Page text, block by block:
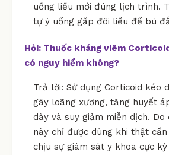
uống liều mới đúng lịch trình.
tự ý uống gấp đôi liều để bù
Hỏi: Thuốc kháng viêm
có nguy hiểm không?
Trả lời: Sử dụng Corticoid kéo
gây loãng xương, tăng huyết
dày và suy giảm miễn dịch.
này chỉ được dùng khi thật
chịu sự giám sát y khoa cực